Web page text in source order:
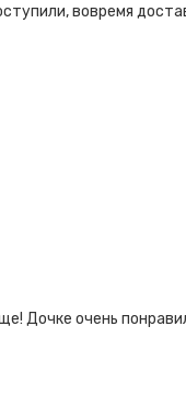
вовремя
Дочке очень